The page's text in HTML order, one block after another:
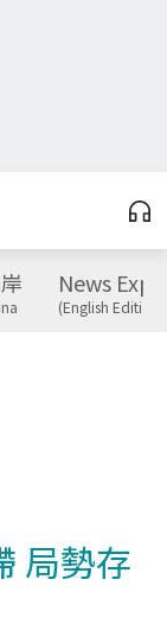
News
(English Edition)
局勢存